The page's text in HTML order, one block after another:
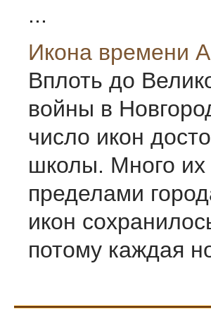
...
Икона времени
Вплоть до
войны в
число икон
школы. Много
пределами
икон
потому каждая